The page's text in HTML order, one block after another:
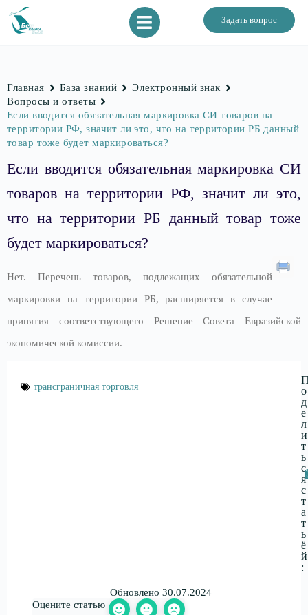
Задать вопрос
Главная База знаний
Электронный знак
Вопросы и ответы
Если вводится обязательная маркировка СИ товаров на
территории РФ, значит ли это, что на территории РБ данный
товар тоже будет маркироваться?
Если вводится обязательная маркировка СИ
товаров на территории РФ, значит ли это,
что на территории РБ данный товар тоже
будет маркироваться?
Нет. Перечень товаров, подлежащих обязательной
маркировки на территории РБ, расширяется в случае
принятия соответствующего Решение Совета Евразийской
экономической комиссии.
трансграничная торговля
о
д
е
л
и
т
ь
с
я
с
т
а
т
ь
ё
й
:
Обновлено 30.07.2024
Оцените статью